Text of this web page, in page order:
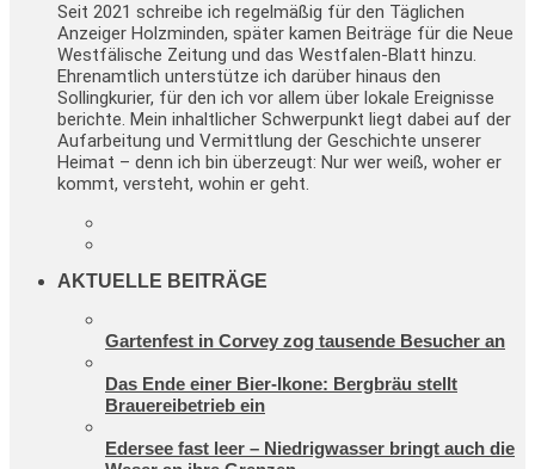
Seit 2021 schreibe ich regelmäßig für den Täglichen
Anzeiger Holzminden, später kamen Beiträge für die Neue
Westfälische Zeitung und das Westfalen-Blatt hinzu.
Ehrenamtlich unterstütze ich darüber hinaus den
Sollingkurier, für den ich vor allem über lokale Ereignisse
berichte. Mein inhaltlicher Schwerpunkt liegt dabei auf der
Aufarbeitung und Vermittlung der Geschichte unserer
Heimat – denn ich bin überzeugt: Nur wer weiß, woher er
kommt, versteht, wohin er geht.
AKTUELLE BEITRÄGE
Gartenfest in Corvey zog tausende Besucher an
Das Ende einer Bier-Ikone: Bergbräu stellt
Brauereibetrieb ein
Edersee fast leer – Niedrigwasser bringt auch die